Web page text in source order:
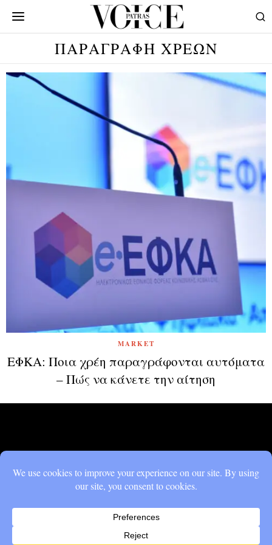
ΠΑΡΑΓΡΑΦΗ ΧΡΕΩΝ
MARKET
ΕΦΚΑ: Ποια χρέη παραγράφονται αυτόματα
– Πώς να κάνετε την αίτηση